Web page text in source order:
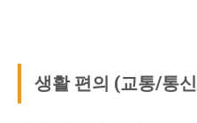
생활 편의 (교통/통